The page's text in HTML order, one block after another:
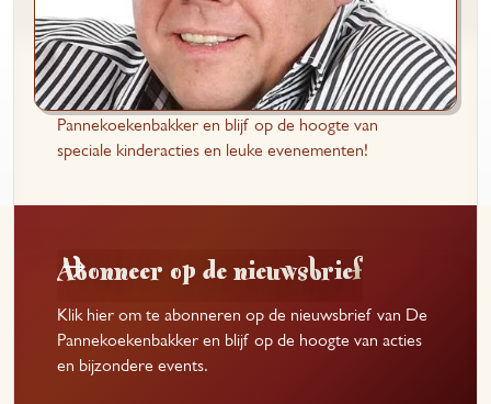
Schrijf je in voor de KidsClub
Meld je aan voor de KidsClub van De
Pannekoekenbakker en blijf op de hoogte van
speciale kinderacties en leuke evenementen!
Abonneer op de nieuwsbrief
Klik hier om te abonneren op de nieuwsbrief van De
Pannekoekenbakker en blijf op de hoogte van acties
en bijzondere events.